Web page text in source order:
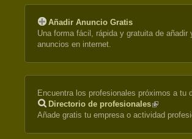
Añadir Anuncio Gratis
Una forma fácil, rápida y gratuita de añadir
anuncios en internet.
Encuentra los profesionales próximos a tu
Directorio de profesionales(link
is
Añade gratis tu empresa o actividad